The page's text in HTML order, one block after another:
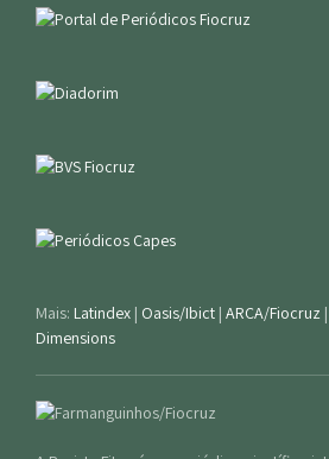
Mais: Latindex | Oasis/Ibict | ARCA/Fiocruz |
Dimensions